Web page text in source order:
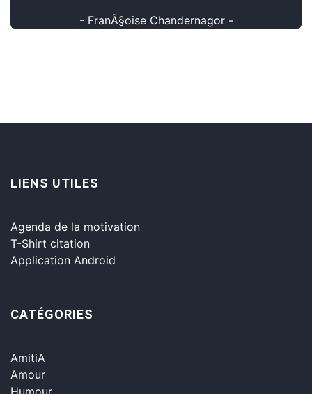
- FranÃ§oise Chandernagor -
LIENS UTILES
Agenda de la motivation
T-Shirt citation
Application Android
CATÉGORIES
AmitiA
Amour
Humour